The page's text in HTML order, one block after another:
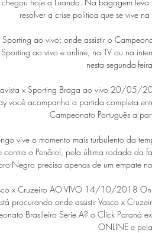
resolver a crise politica que se vive
Sporting ao vivo: onde assistir o
ao vivo e online, na TV ou na
nesta segunda-
x Sporting Braga ao vivo 20/
você acompanha a partida completa
Campeonato Português a
vive o momento mais turbulento da
contra o Penãrol, pela última rodada da
Negro precisa apenas de um empate
x Cruzeiro AO VIVO 14/10/2018
procurando onde assistir Vasco x
Brasileiro Serie A? o Click Paraná
ONLINE e pela